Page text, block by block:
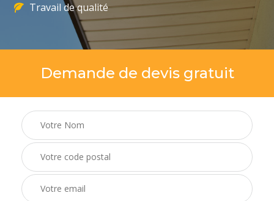
Travail de qualité
Demande de devis gratuit